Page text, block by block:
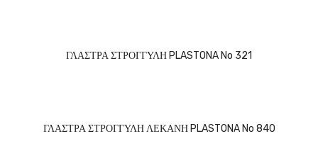
ΓΛΑΣΤΡΑ ΣΤΡΟΓΓΥΛΗ PLASTONA No 321
ΓΛΑΣΤΡΑ ΣΤΡΟΓΓΥΛΗ ΛΕΚΑΝΗ PLASTONA No 840